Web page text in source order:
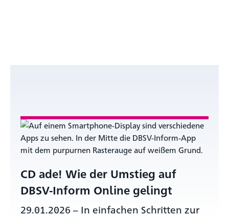
CD ade! Wie der Umstieg auf
DBSV-Inform Online gelingt
29.01.2026 – In einfachen Schritten zur